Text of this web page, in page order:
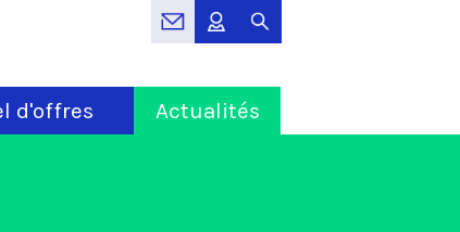
d'offres Actualités